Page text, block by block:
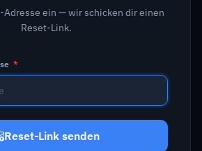
Adresse ein — wir schicken dir einen
Reset-Link.
*
Reset-Link senden